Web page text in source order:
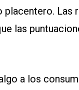
Las
las
a los